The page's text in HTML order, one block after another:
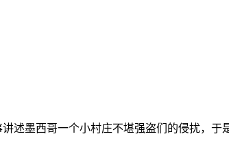
述墨西哥一个小村庄不堪强盗们的侵扰，